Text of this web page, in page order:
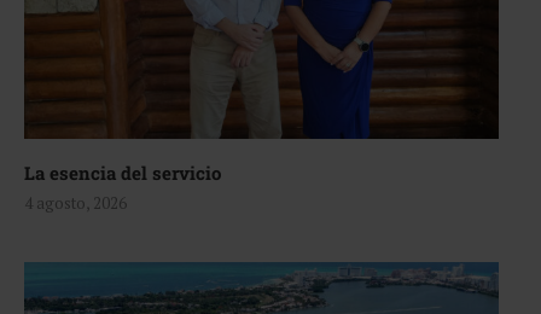
La esencia del servicio
4 agosto, 2026